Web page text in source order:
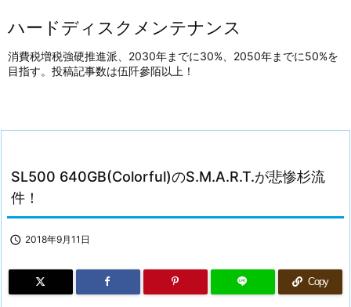
ハードディスクメンテナンス
消費税増税強硬推進派、2030年までに30%、2050年までに50%を
目指す。投稿記事数は伍阡參陌以上！
SL500 640GB(Colorful)のS.M.A.R.T.が悲惨杉流
件！
 2018年9月11日
Copy